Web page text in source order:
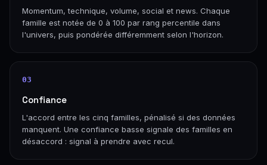
Momentum, technique, volume, social et news. Chaque
famille est notée de 0 à 100 par rang percentile dans
l'univers, puis pondérée différemment selon l'horizon.
03
Confiance
L'accord entre les cinq familles, pénalisé si des données
manquent. Une confiance basse signale des familles en
désaccord : signal à prendre avec recul.